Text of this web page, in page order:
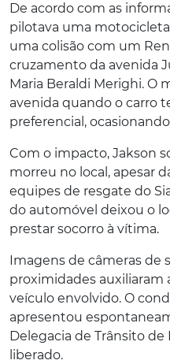
De acordo com as
pilotava uma
uma colisão com um
cruzamento da avenida
Maria Beraldi Merighi. O
avenida quando o carro
preferencial,
Com o impacto, Jakson
morreu no local, apesar
equipes de resgate do
do automóvel deixou o
prestar socorro à vítima.
Imagens de câmeras de
proximidades auxiliaram
veículo envolvido. O
apresentou
Delegacia de Trânsito
liberado.